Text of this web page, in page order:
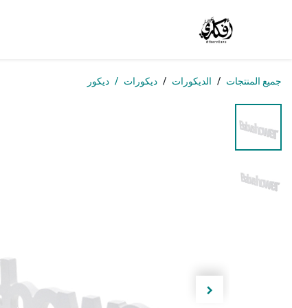
جميع المنتجات الديكورات ديكورات ديكور